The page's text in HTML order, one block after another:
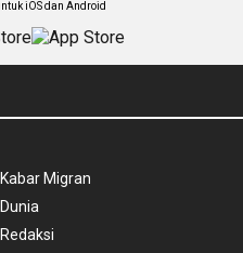
iOS dan Android
Kabar Migran
Dunia
Redaksi